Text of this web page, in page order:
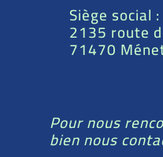
Siège social :
2135 route
71470
Pour nous
bien nous